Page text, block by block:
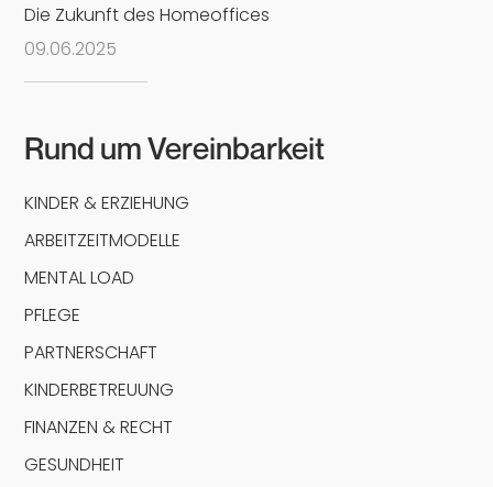
Die Zukunft des Homeoffices
09.06.2025
Rund um Vereinbarkeit
KINDER & ERZIEHUNG
ARBEITZEITMODELLE
MENTAL LOAD
PFLEGE
PARTNERSCHAFT
KINDERBETREUUNG
FINANZEN & RECHT
GESUNDHEIT